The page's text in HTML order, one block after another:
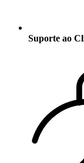
Suporte ao